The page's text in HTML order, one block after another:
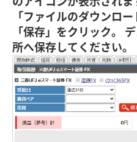
「ファイルのダウンロ
「保存」をクリック。
所へ保存してください。